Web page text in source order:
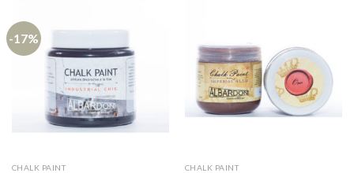
-17%
CHALK PAINT CHALK PAINT